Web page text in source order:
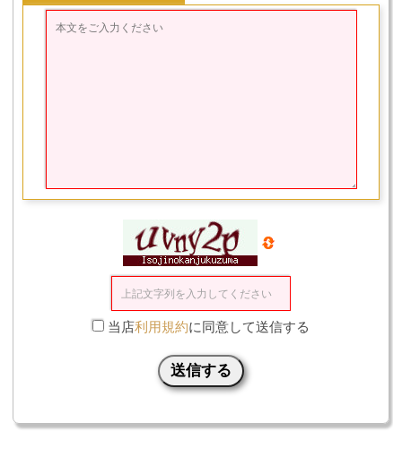
当店利用規約に同意して送信する
送信する